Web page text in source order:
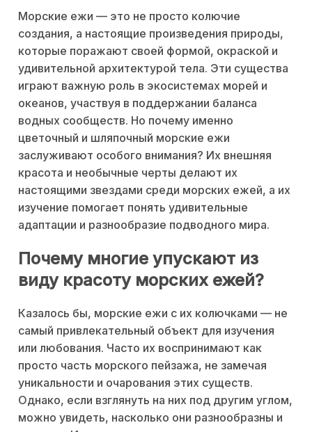
Морские ежи — это не просто колючие
создания, а настоящие произведения природы,
которые поражают своей формой, окраской и
удивительной архитектурой тела. Эти существа
играют важную роль в экосистемах морей и
океанов, участвуя в поддержании баланса
водных сообществ. Но почему именно
цветочный и шляпочный морские ежи
заслуживают особого внимания? Их внешняя
красота и необычные черты делают их
настоящими звездами среди морских ежей, а их
изучение помогает понять удивительные
адаптации и разнообразие подводного мира.
Почему многие упускают из
виду красоту морских ежей?
Казалось бы, морские ежи с их колючками — не
самый привлекательный объект для изучения
или любования. Часто их воспринимают как
просто часть морского пейзажа, не замечая
уникальности и очарования этих существ.
Однако, если взглянуть на них под другим углом,
можно увидеть, насколько они разнообразны и